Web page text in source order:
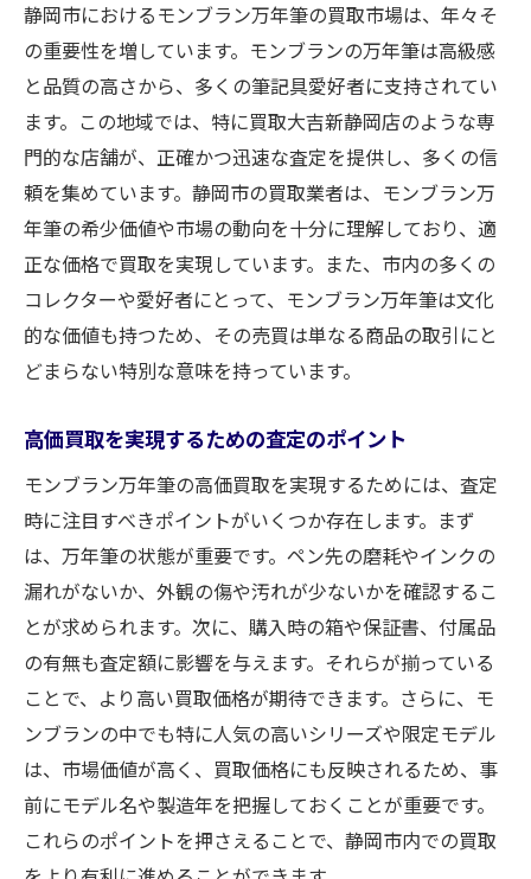
静岡市におけるモンブラン万年筆の買取市場は、年々そ
の重要性を増しています。モンブランの万年筆は高級感
と品質の高さから、多くの筆記具愛好者に支持されてい
ます。この地域では、特に買取大吉新静岡店のような専
門的な店舗が、正確かつ迅速な査定を提供し、多くの信
頼を集めています。静岡市の買取業者は、モンブラン万
年筆の希少価値や市場の動向を十分に理解しており、適
正な価格で買取を実現しています。また、市内の多くの
コレクターや愛好者にとって、モンブラン万年筆は文化
的な価値も持つため、その売買は単なる商品の取引にと
どまらない特別な意味を持っています。
高価買取を実現するための査定のポイント
モンブラン万年筆の高価買取を実現するためには、査定
時に注目すべきポイントがいくつか存在します。まず
は、万年筆の状態が重要です。ペン先の磨耗やインクの
漏れがないか、外観の傷や汚れが少ないかを確認するこ
とが求められます。次に、購入時の箱や保証書、付属品
の有無も査定額に影響を与えます。それらが揃っている
ことで、より高い買取価格が期待できます。さらに、モ
ンブランの中でも特に人気の高いシリーズや限定モデル
は、市場価値が高く、買取価格にも反映されるため、事
前にモデル名や製造年を把握しておくことが重要です。
これらのポイントを押さえることで、静岡市内での買取